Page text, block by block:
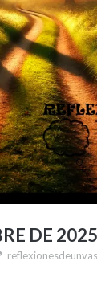
DE 2025